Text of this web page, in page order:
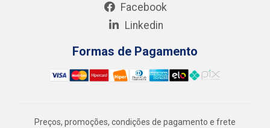
Facebook
Linkedin
Formas de Pagamento
Preços, promoções, condições de pagamento e frete